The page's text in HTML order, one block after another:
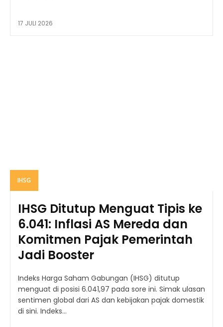
17 JULI 2026
IHSG
IHSG Ditutup Menguat Tipis ke
6.041: Inflasi AS Mereda dan
Komitmen Pajak Pemerintah
Jadi Booster
Indeks Harga Saham Gabungan (IHSG) ditutup
menguat di posisi 6.041,97 pada sore ini. Simak ulasan
sentimen global dari AS dan kebijakan pajak domestik
di sini. Indeks...